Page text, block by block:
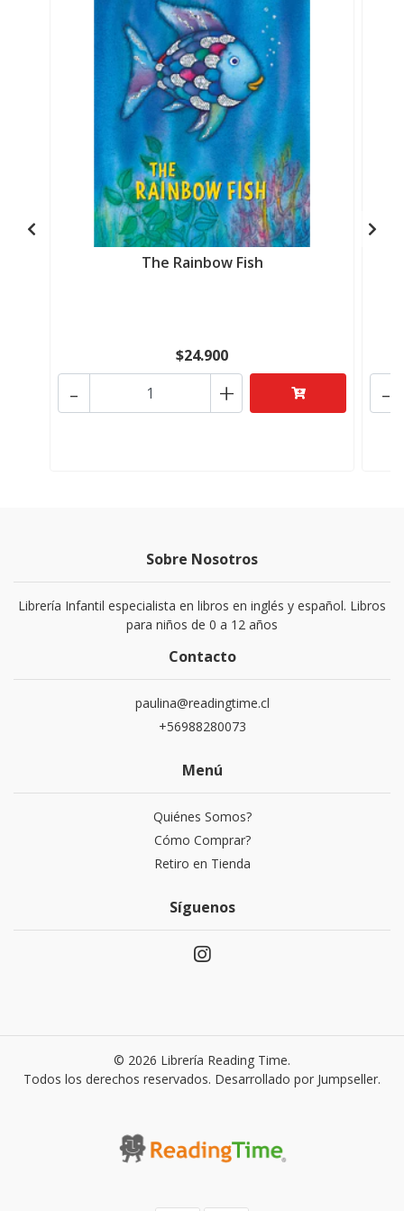
The Rainbow Fish
$24.900
+
- -
Sobre Nosotros
Librería Infantil especialista en libros en inglés y español. Libros
para niños de 0 a 12 años
Contacto
paulina@readingtime.cl
+56988280073
Menú
Quiénes Somos?
Cómo Comprar?
Retiro en Tienda
Síguenos
© 2026 Librería Reading Time.
Todos los derechos reservados. Desarrollado por Jumpseller.